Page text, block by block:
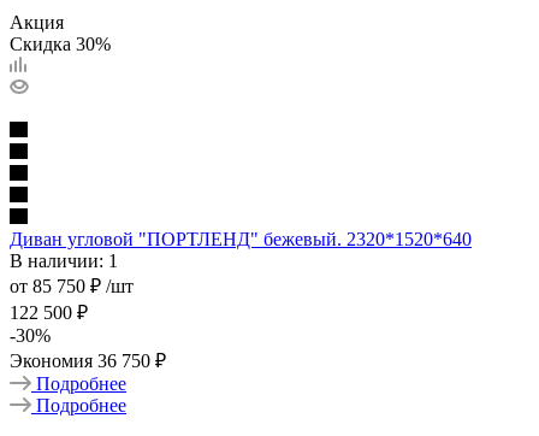
Акция
Скидка 30%
Диван угловой "ПОРТЛЕНД" бежевый. 2320*1520*640
В наличии: 1
от 85 750 ₽ /шт
122 500 ₽
-30%
Экономия 36 750 ₽
Подробнее
Подробнее